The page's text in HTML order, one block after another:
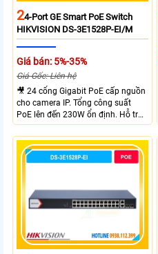
24-Port GE Smart PoE Switch
HIKVISION DS-3E1528P-EI/M
Giá bán: 5%-35%
Giá Gốc: Liên hệ
🎥 24 cổng Gigabit PoE cấp nguồn
cho camera IP. Tổng công suất
PoE lên đến 230W ổn định. Hỗ trợ
truyền PoE xa đến 300 mét. Băng
thông chuyển mạch đạt 68 Gbps
mạnh mẽ.